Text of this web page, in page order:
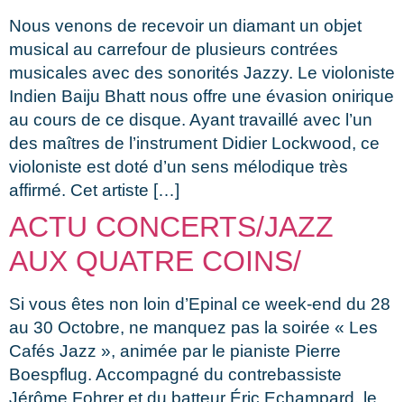
Nous venons de recevoir un diamant un objet
musical au carrefour de plusieurs contrées
musicales avec des sonorités Jazzy. Le violoniste
Indien Baiju Bhatt nous offre une évasion onirique
au cours de ce disque. Ayant travaillé avec l’un
des maîtres de l’instrument Didier Lockwood, ce
violoniste est doté d’un sens mélodique très
affirmé. Cet artiste […]
ACTU CONCERTS/JAZZ
AUX QUATRE COINS/
Si vous êtes non loin d’Epinal ce week-end du 28
au 30 Octobre, ne manquez pas la soirée « Les
Cafés Jazz », animée par le pianiste Pierre
Boespflug. Accompagné du contrebassiste
Jérôme Fohrer et du batteur Éric Echampard, le